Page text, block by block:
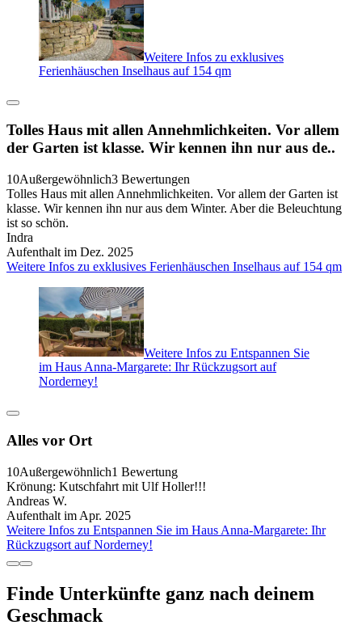
Weitere Infos zu exklusives
Ferienhäuschen Inselhaus auf 154 qm
Tolles Haus mit allen Annehmlichkeiten. Vor allem
der Garten ist klasse. Wir kennen ihn nur aus de..
10Außergewöhnlich3 Bewertungen
Tolles Haus mit allen Annehmlichkeiten. Vor allem der Garten ist
klasse. Wir kennen ihn nur aus dem Winter. Aber die Beleuchtung
ist so schön.
Indra
Aufenthalt im Dez. 2025
Weitere Infos zu exklusives Ferienhäuschen Inselhaus auf 154 qm
Weitere Infos zu Entspannen Sie
im Haus Anna-Margarete: Ihr Rückzugsort auf
Norderney!
Alles vor Ort
10Außergewöhnlich1 Bewertung
Krönung: Kutschfahrt mit Ulf Holler!!!
Andreas W.
Aufenthalt im Apr. 2025
Weitere Infos zu Entspannen Sie im Haus Anna-Margarete: Ihr
Rückzugsort auf Norderney!
Finde Unterkünfte ganz nach deinem
Geschmack